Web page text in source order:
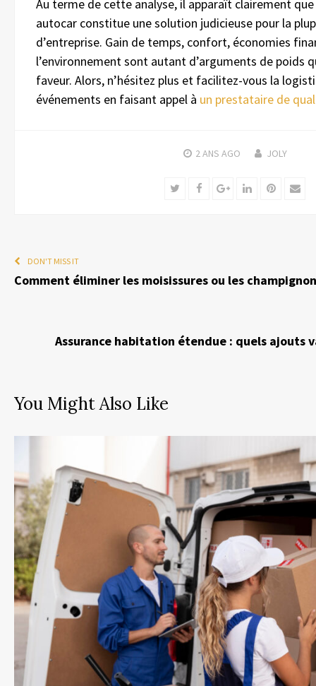
Au terme de cette analyse, il apparaît clairement
autocar constitue une solution judicieuse pour la
d’entreprise. Gain de temps, confort, économies
l’environnement sont autant d’arguments de poids
faveur. Alors, n’hésitez plus et facilitez-vous la
événements en faisant appel à un prestataire de
2 ANS AGO JOLY
TwitterFacebookGoogle+LinkedIn
DON'T MISS IT
Comment éliminer les moisissures ou les
Assurance habitation étendue : quels ajouts
You Might Also Like